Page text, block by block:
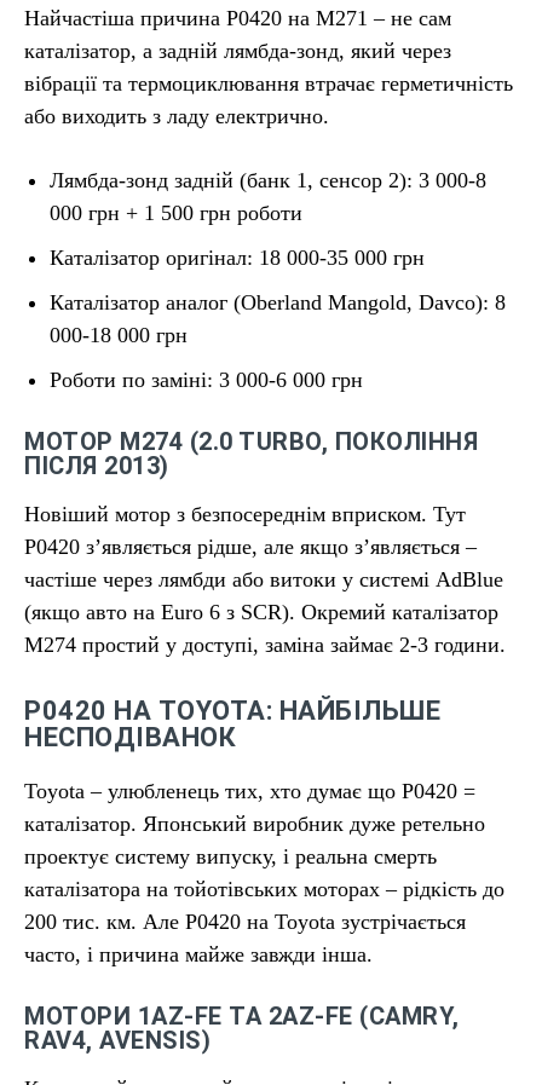
Найчастіша причина P0420 на M271 – не сам
каталізатор, а задній лямбда-зонд, який через
вібрації та термоциклювання втрачає герметичність
або виходить з ладу електрично.
Лямбда-зонд задній (банк 1, сенсор 2): 3 000-8
000 грн + 1 500 грн роботи
Каталізатор оригінал: 18 000-35 000 грн
Каталізатор аналог (Oberland Mangold, Davco): 8
000-18 000 грн
Роботи по заміні: 3 000-6 000 грн
МОТОР M274 (2.0 TURBO, ПОКОЛІННЯ
ПІСЛЯ 2013)
Новіший мотор з безпосереднім вприском. Тут
P0420 з’являється рідше, але якщо з’являється –
частіше через лямбди або витоки у системі AdBlue
(якщо авто на Euro 6 з SCR). Окремий каталізатор
M274 простий у доступі, заміна займає 2-3 години.
P0420 НА TOYOTA: НАЙБІЛЬШЕ
НЕСПОДІВАНОК
Toyota – улюбленець тих, хто думає що P0420 =
каталізатор. Японський виробник дуже ретельно
проектує систему випуску, і реальна смерть
каталізатора на тойотівських моторах – рідкість до
200 тис. км. Але P0420 на Toyota зустрічається
часто, і причина майже завжди інша.
МОТОРИ 1AZ-FE ТА 2AZ-FE (CAMRY,
RAV4, AVENSIS)